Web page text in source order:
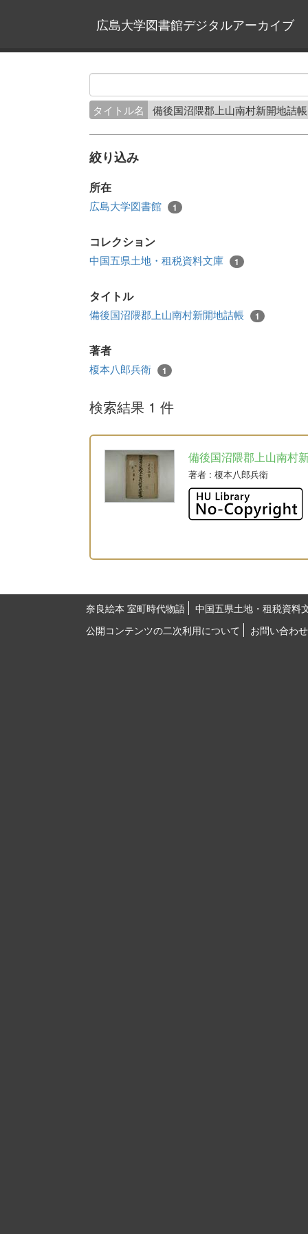
広島大学図書館デジタルアーカイブ
タイトル名 備後国沼隈郡上山南村新開地詰
絞り込み
所在
広島大学図書館 1
コレクション
中国五県土地・租税資料文庫 1
タイトル
備後国沼隈郡上山南村新開地詰帳 1
著者
榎本八郎兵衛 1
検索結果 1 件
備後国沼隈郡上山南村
著者 : 榎本八郎兵衛
奈良絵本 室町時代物語
中国五県土地・租税資料
公開コンテンツの二次利用について
お問い合わせ